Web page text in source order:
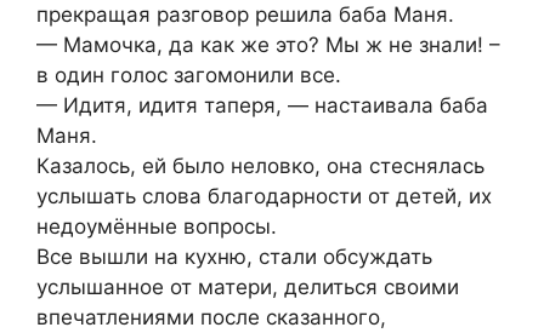
прекращая разговор решила баба Маня.
— Мамочка, да как же это? Мы ж не знали! –
в один голос загомонили все.
— Идитя, идитя таперя, — настаивала баба
Маня.
Казалось, ей было неловко, она стеснялась
услышать слова благодарности от детей, их
недоумённые вопросы.
Все вышли на кухню, стали обсуждать
услышанное от матери, делиться своими
впечатлениями после сказанного,